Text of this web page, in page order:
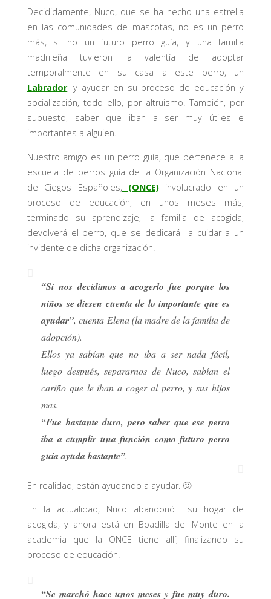
Decididamente, Nuco, que se ha hecho una estrella
en las comunidades de mascotas, no es un perro
más, si no un futuro perro guía, y una familia
madrileña tuvieron la valentía de adoptar
temporalmente en su casa a este perro, un
Labrador, y ayudar en su proceso de educación y
socialización, todo ello, por altruismo. También, por
supuesto, saber que iban a ser muy útiles e
importantes a alguien.
Nuestro amigo es un perro guía, que pertenece a la
escuela de perros guía de la Organización Nacional
de Ciegos Españoles,
(ONCE) involucrado en un
proceso de educación, en unos meses más,
terminado su aprendizaje, la familia de acogida,
devolverá el perro, que se dedicará a cuidar a un
invidente de dicha organización.
“Si nos decidimos a acogerlo fue porque los
niños se diesen cuenta de lo importante que es
ayudar”, cuenta Elena (la madre de la familia de
adopción).
Ellos ya sabían que no iba a ser nada fácil,
luego después, separarnos de Nuco, sabían el
cariño que le iban a coger al perro, y sus hijos
mas.
“Fue bastante duro, pero saber que ese perro
iba a cumplir una función como futuro perro
guía ayuda bastante”.
En realidad, están ayudando a ayudar. 🙂
En la actualidad, Nuco abandonó su hogar de
acogida, y ahora está en Boadilla del Monte en la
academia que la ONCE tiene allí, finalizando su
proceso de educación.
“Se marchó hace unos meses y fue muy duro.